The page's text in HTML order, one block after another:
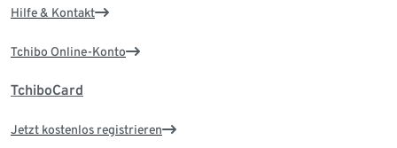
Hilfe & Kontakt
Tchibo Online-Konto
TchiboCard
Jetzt kostenlos registrieren